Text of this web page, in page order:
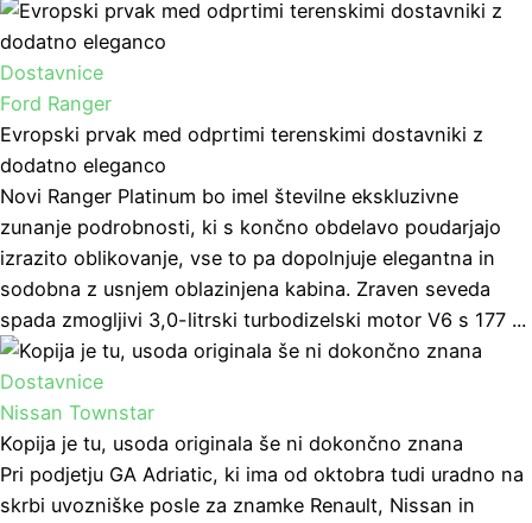
Dostavnice
Ford Ranger
Evropski prvak med odprtimi terenskimi dostavniki z
dodatno eleganco
Novi Ranger Platinum bo imel številne ekskluzivne
zunanje podrobnosti, ki s končno obdelavo poudarjajo
izrazito oblikovanje, vse to pa dopolnjuje elegantna in
sodobna z usnjem oblazinjena kabina. Zraven seveda
spada zmogljivi 3,0-litrski turbodizelski motor V6 s 177 ...
Dostavnice
Nissan Townstar
Kopija je tu, usoda originala še ni dokončno znana
Pri podjetju GA Adriatic, ki ima od oktobra tudi uradno na
skrbi uvozniške posle za znamke Renault, Nissan in